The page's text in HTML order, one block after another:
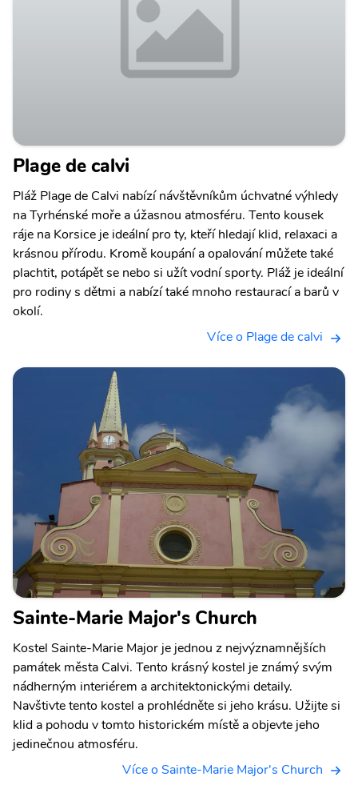
Plage de calvi
Pláž Plage de Calvi nabízí návštěvníkům úchvatné výhledy
na Tyrhénské moře a úžasnou atmosféru. Tento kousek
ráje na Korsice je ideální pro ty, kteří hledají klid, relaxaci a
krásnou přírodu. Kromě koupání a opalování můžete také
plachtit, potápět se nebo si užít vodní sporty. Pláž je ideální
pro rodiny s dětmi a nabízí také mnoho restaurací a barů v
okolí.
Více o Plage de calvi
Sainte-Marie Major's Church
Kostel Sainte-Marie Major je jednou z nejvýznamnějších
památek města Calvi. Tento krásný kostel je známý svým
nádherným interiérem a architektonickými detaily.
Navštivte tento kostel a prohlédněte si jeho krásu. Užijte si
klid a pohodu v tomto historickém místě a objevte jeho
jedinečnou atmosféru.
Více o Sainte-Marie Major's Church